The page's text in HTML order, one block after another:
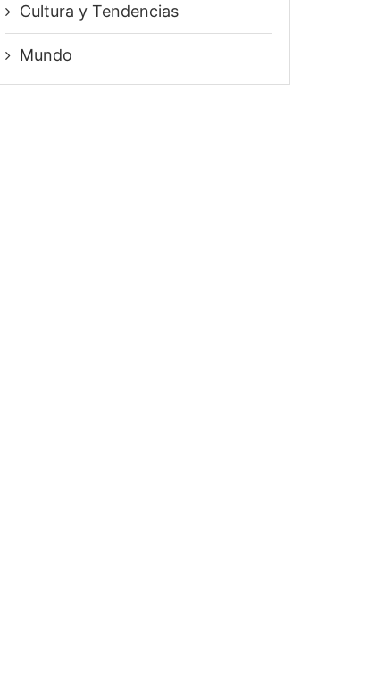
⁠Cultura y Tendencias
Mundo